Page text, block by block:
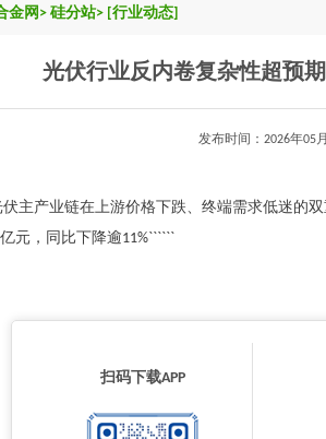
金网> 硅分站> [行业动态]
光伏行业反内卷复杂性超预
发布时间：2026年
伏主产业链在上游价格下跌、终端需求低迷的
元，同比下降逾11%``````
扫码下载APP